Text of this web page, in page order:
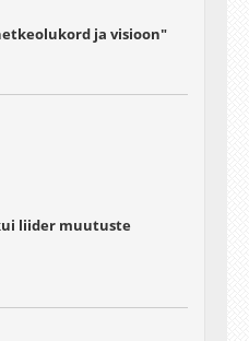
ja visioon"
liider muutuste